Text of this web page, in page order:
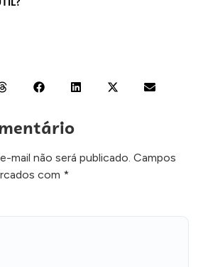
mail não será publicado. Campos
com *